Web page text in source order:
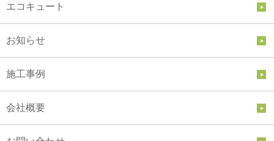
エコキュート
お知らせ
施工事例
会社概要